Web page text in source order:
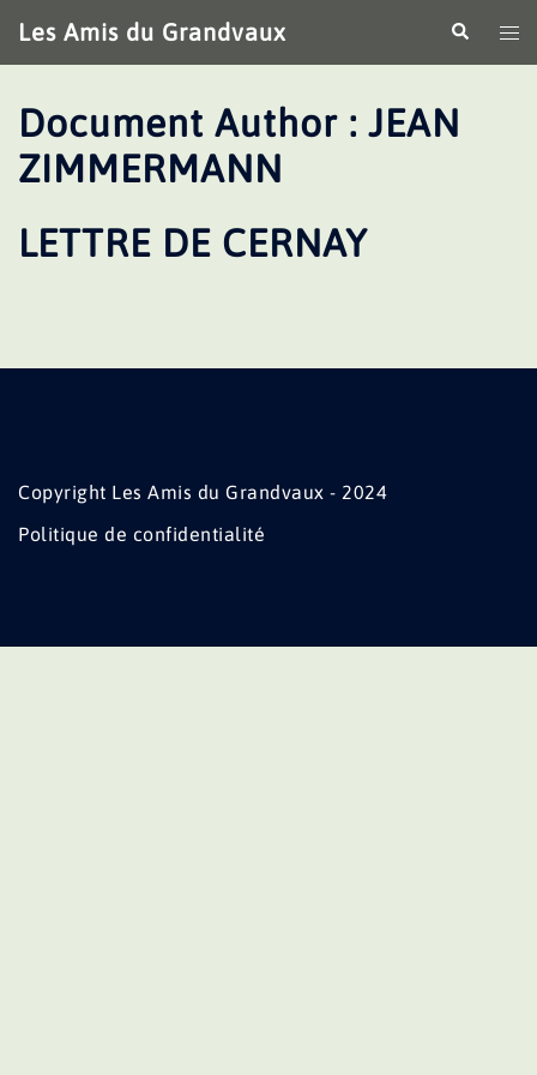
au
contenu
Les Amis du Grandvaux
le
Document Author : JEAN
ZIMMERMANN
LETTRE DE CERNAY
Copyright Les Amis du Grandvaux - 2024
Politique de confidentialité